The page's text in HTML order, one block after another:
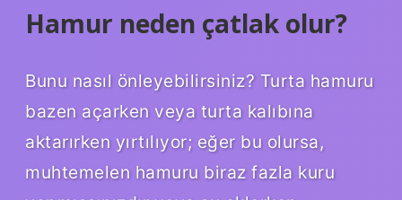
Hamur neden çatlak olur?
Bunu nasıl önleyebilirsiniz? Turta hamuru
bazen açarken veya turta kalıbına
aktarırken yırtılıyor; eğer bu olursa,
muhtemelen hamuru biraz fazla kuru